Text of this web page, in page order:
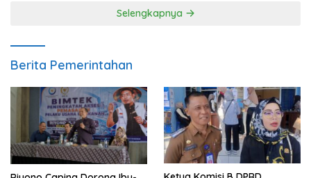
Selengkapnya
Berita Pemerintahan